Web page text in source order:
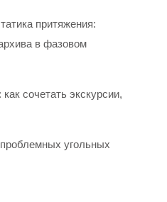
притяжения:
в фазовом
сочетать экскурсии,
угольных